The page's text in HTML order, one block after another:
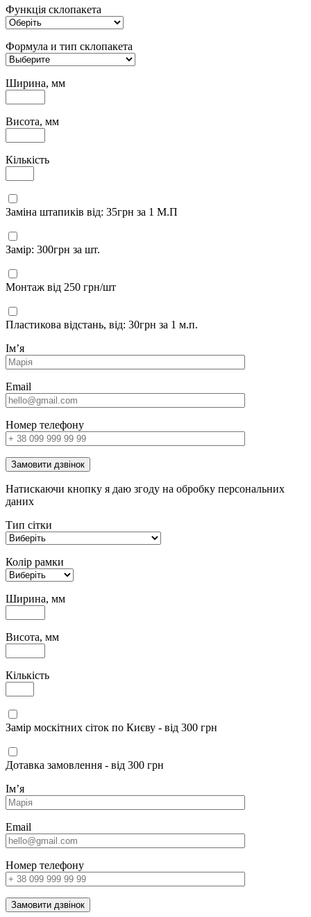
Функція склопакета
Формула и тип склопакета
Ширина, мм
Висота, мм
Кількість
Заміна штапиків від: 35грн за 1 М.П
Замір: 300грн за шт.
Монтаж від 250 грн/шт
Пластикова відстань, від: 30грн за 1 м.п.
Імʼя
Email
Номер телефону
Замовити дзвінок
Натискаючи кнопку я даю згоду на обробку персональних
даних
Тип сітки
Колір рамки
Ширина, мм
Висота, мм
Кількість
Замір москітних сіток по Києву - від 300 грн
Дотавка замовлення - від 300 грн
Імʼя
Email
Номер телефону
Замовити дзвінок